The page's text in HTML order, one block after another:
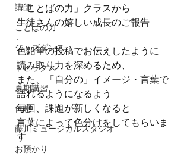
講師
ことばの力
ジャズダンス
トピックス
夏期講習
休憩
藤川ミュージカルスタジオ
お預かり
「ことばの力」クラスから
生徒さんの嬉しい成長のご報告
.
色鉛筆の投稿でお伝えしたように
読み取り力を深めるため、
また、「自分の」イメージ・言葉で
語れるようになるよう
毎回、課題が新しくなると
言葉によって色分けをしてもらいま
す
.